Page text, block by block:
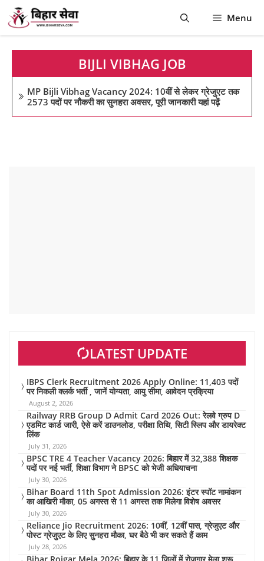
Skip
content
Menu
BIJLI VIBHAG JOB
MP Bijli Vibhag Vacancy 2024: 10वीं से लेकर ग्रेजुएट तक
2573 पदों पर नौकरी का सुनहरा अवसर, पूरी जानकारी यहां पढ़ें
LATEST UPDATE
IBPS Clerk Recruitment 2026 Apply Online: 11,403 पदों
पर निकली क्लर्क भर्ती , जानें योग्यता, आयु सीमा, आवेदन प्रक्रिया
August 2, 2026
Railway RRB Group D Admit Card 2026 Out: रेलवे ग्रुप D
एडमिट कार्ड जारी, ऐसे करें डाउनलोड, परीक्षा तिथि, सिटी स्लिप और डायरेक्ट
लिंक
July 31, 2026
BPSC TRE 4 Teacher Vacancy 2026: बिहार में 32,388 शिक्षक
पदों पर नई भर्ती, शिक्षा विभाग ने BPSC को भेजी अधियाचना
July 30, 2026
Bihar Board 11th Spot Admission 2026: इंटर स्पॉट नामांकन
का आखिरी मौका, 05 अगस्त से 11 अगस्त तक मिलेगा विशेष अवसर
July 30, 2026
Reliance Jio Recruitment 2026: 10वीं, 12वीं पास, ग्रेजुएट और
पोस्ट ग्रेजुएट के लिए सुनहरा मौका, घर बैठे भी कर सकते हैं काम
July 28, 2026